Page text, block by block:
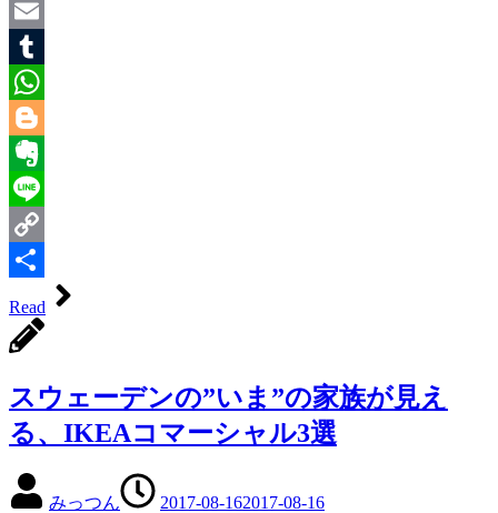
Twitter
Email
Tumblr
WhatsApp
Blogger
Evernote
Line
Copy
有
Read
スウェーデンの”いま”の家族が見え
る、IKEAコマーシャル3選
みっつん 2017-08-162017-08-16